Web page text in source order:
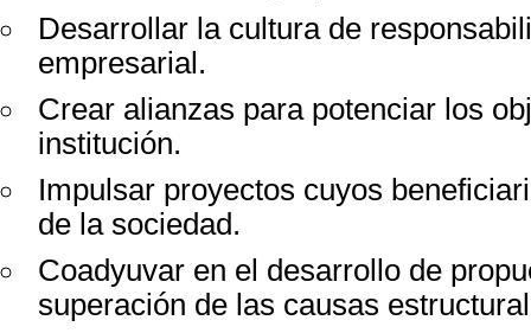
Desarrollar la cultura de
empresarial.
Crear alianzas para potenciar los
institución.
Impulsar proyectos cuyos
de la sociedad.
Coadyuvar en el desarrollo de
superación de las causas